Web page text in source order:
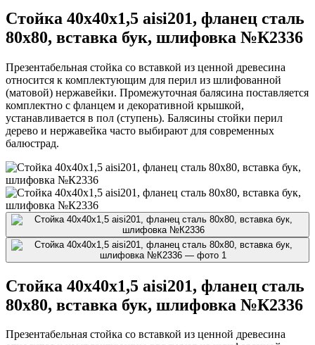
Стойка 40х40х1,5 aisi201, фланец сталь
80х80, вставка бук, шлифовка №К2336
Презентабельная стойка со вставкой из ценной древесина
относится к комплектующим для перил из шлифованной
(матовой) нержавейки. Промежуточная балясина поставляется
комплектно с фланцем и декоративной крышкой,
устанавливается в пол (ступень). Балясины стойки перил
дерево и нержавейка часто выбирают для современных
балюстрад.
Стойка 40х40х1,5 aisi201, фланец сталь
80х80, вставка бук, шлифовка №К2336
Презентабельная стойка со вставкой из ценной древесина